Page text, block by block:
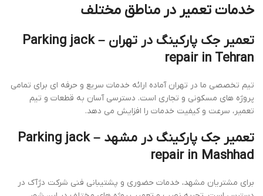
خدمات تعمیر در مناطق مختلف
تعمیر جک پارکینگ در تهران – Parking jack
repair in Tehran
تیم تخصصی ما در تهران آماده ارائه خدمات سریع و حرفه ای برای تمامی
پروژه های مسکونی و تجاری است. دسترسی آسان به قطعات و تیم
تعمیر، سرعت و کیفیت خدمات را افزایش می دهد.
تعمیر جک پارکینگ در مشهد – Parking jack
repair in Mashhad
برای مشتریان مشهد، خدمات حضوری و پشتیبانی فنی شرکت دژآک در